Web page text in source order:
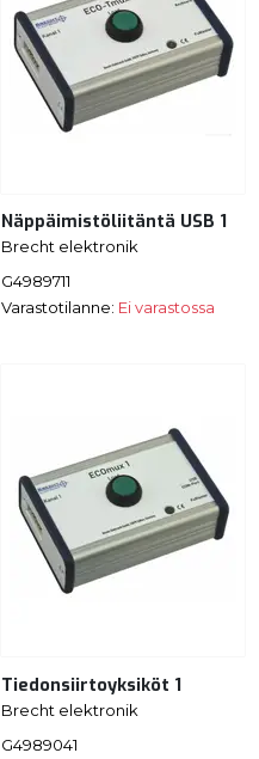
Näppäimistöliitäntä USB 1
Brecht elektronik
G4989711
Varastotilanne: Ei varastossa
Tiedonsiirtoyksiköt 1
Brecht elektronik
G4989041